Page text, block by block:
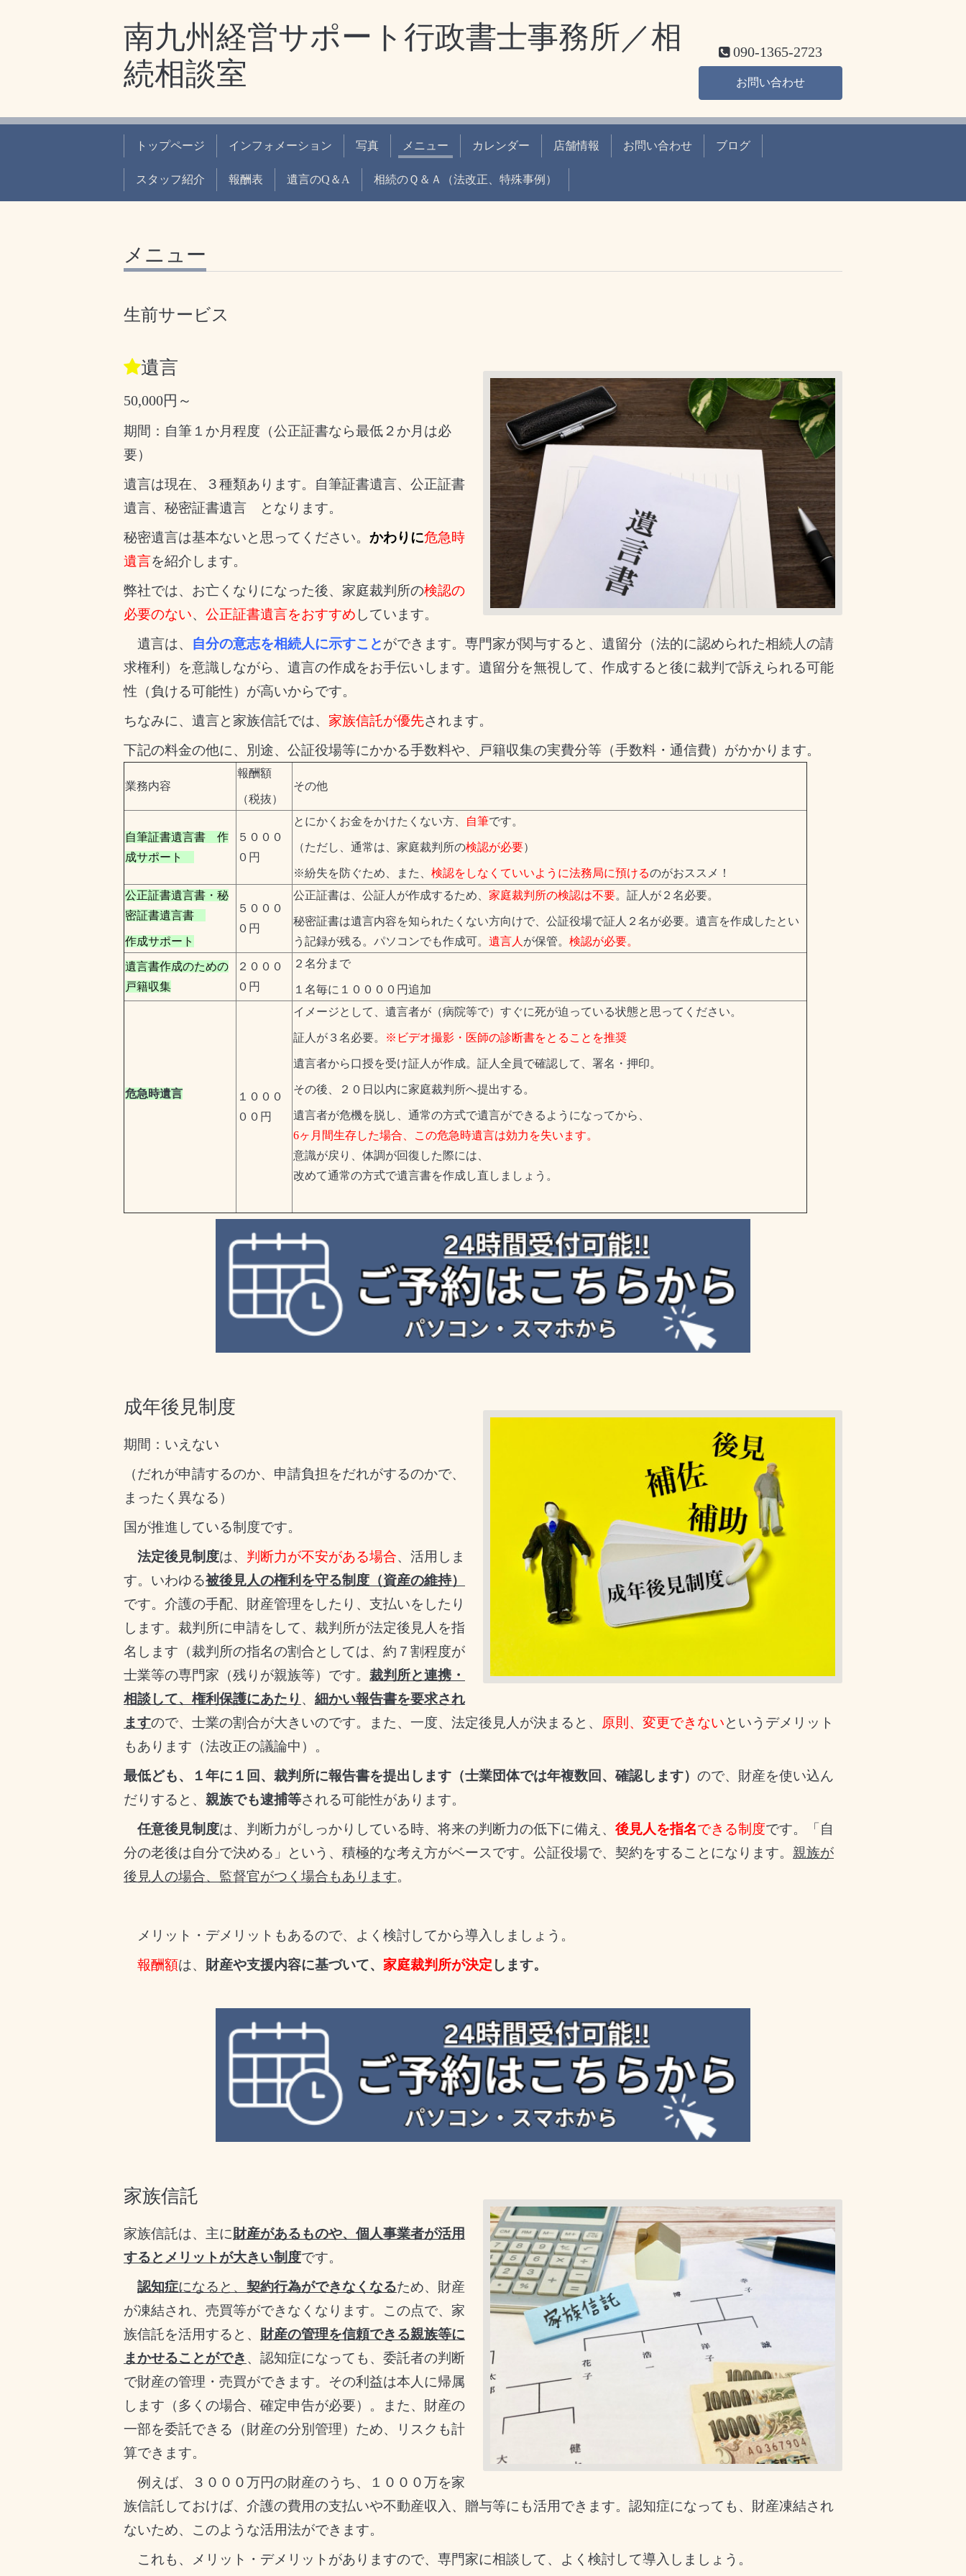
南九州経営サポート行政書士事務所／相
続相談室
090-1365-2723
お問い合わせ
トップページ インフォメーション 写真 メニュー カレンダー 店舗情報 お問い合わせ ブログ
スタッフ紹介 報酬表 遺言のQ＆A 相続のＱ＆Ａ（法改正、特殊事例）
メニュー
生前サービス
遺言
50,000円～
期間：自筆１か月程度（公正証書なら最低２か月は必
要）
遺言は現在、３種類あります。 自筆証書遺言、公正証書
遺言、秘密証書遺言 となります。
秘密遺言は基本ないと思ってください。 かわりに危急時
遺言を紹介します。
弊社では、お亡くなりになった後、家庭裁判所の検認の
必要のない、 公正証書遺言をおすすめ しています。
遺言は、 自分の意志を相続人に示すことができます。専門家が関与すると、遺留分（法的に認められた相続人の請
求権利）を意識しながら、遺言の作成をお手伝いします。遺留分を無視して、作成すると後に裁判で訴えられる可能
性（負ける可能性）が高いからです。
ちなみに、遺言と家族信託では、 家族信託が優先されます。
下記の料金の他に、別途、公証役場等にかかる手数料や、戸籍収集の実費分等（手数料・通信費）がかかります。
業務内容
報酬額
（税抜）
その他
自筆証書遺言書 作
成サポート
５０００
０円
とにかくお金をかけたくない方、 自筆です。
（ただし、通常は、家庭裁判所の検認が必要）
※紛失を防ぐため、また、 検認をしなくていいように法務局に預けるのがおススメ！
公正証書遺言書・秘
密証書遺言書
作成サポート
５０００
０円
公正証書は、公証人が作成するため、 家庭裁判所の検認は不要。証人が２名必要。
秘密証書は遺言内容を知られたくない方向けで、公証役場で証人２名が必要。遺言を作成したとい
う記録が残る。パソコンでも作成可。 遺言人 が保管。 検認が必要。
遺言書作成のための
戸籍収集
２０００
０円
２名分まで
１名毎に１００００円追加
危急時遺言
１０００
００円
イメージとして、遺言者が（病院等で）すぐに死が迫っている状態と思ってください。
証人が３名必要。 ※ビデオ撮影・医師の診断書をとることを推奨
遺言者から口授を受け証人が作成。証人全員で確認して、署名・押印。
その後、２０日以内に家庭裁判所へ提出する。
遺言者が危機を脱し、通常の方式で遺言ができるようになってから、
6ヶ月間生存した場合、この危急時遺言は効力を失います。
意識が戻り、体調が回復した際には、
改めて通常の方式で遺言書を作成し直しましょう。
成年後見制度
期間：いえない
（だれが申請するのか、申請負担をだれがするのかで、
まったく異なる）
国が推進している制度です。
法定後見制度は、 判断力が不安がある場合、活用しま
す。いわゆる被後見人の権利を守る制度（資産の維持）
です。介護の手配、財産管理をしたり、支払いをしたり
します。裁判所に申請をして、裁判所が法定後見人を指
名します（裁判所の指名の割合としては、 約７割程度が
士業等の専門家（残りが親族等）です。 裁判所と連携・
相談して、権利保護にあたり 、 細かい報告書を要求され
ますので、士業の割合が大きいのです。また、一度、法定後見人が決まると、 原則、変更できないというデメリット
もあります（法改正の議論中）。
最低ども、１年に１回、裁判所に報告書を提出します（士業団体では年複数回、確認します） ので、財産を使い込ん
だりすると、 親族でも逮捕等される可能性があります。
任意後見制度は、判断力がしっかりしている時、将来の判断力の低下に備え、 後見人を指名できる制度です。「自
分の老後は自分で決める」という、積極的な考え方がベースです。公証役場で、契約をすることになります。 親族が
後見人の場合、監督官がつく場合もあります。
メリット・デメリットもあるので、よく検討してから導入しましょう。
報酬額は、 財産や支援内容に基づいて、 家庭裁判所が決定 します。
家族信託
家族信託は、主に財産があるものや、個人事業者が活用
するとメリットが大きい制度です。
認知症になると、 契約行為ができなくなるため、財産
が凍結され、売買等ができなくなります。この点で、家
族信託を活用すると、 財産の管理を信頼できる親族等に
まかせることができ 、認知症になっても、委託者の判断
で財産の管理・売買ができます。その利益は本人に帰属
します（多くの場合、確定申告が必要）。また、財産の
一部を委託できる（財産の分別管理）ため、リスクも計
算できます。
例えば、３０００万円の財産のうち、１０００万を家
族信託しておけば、介護の費用の支払いや不動産収入、贈与等にも活用できます。認知症になっても、財産凍結され
ないため、このような活用法ができます。
これも、メリット・デメリットがありますので、専門家に相談して、よく検討して導入しましょう。